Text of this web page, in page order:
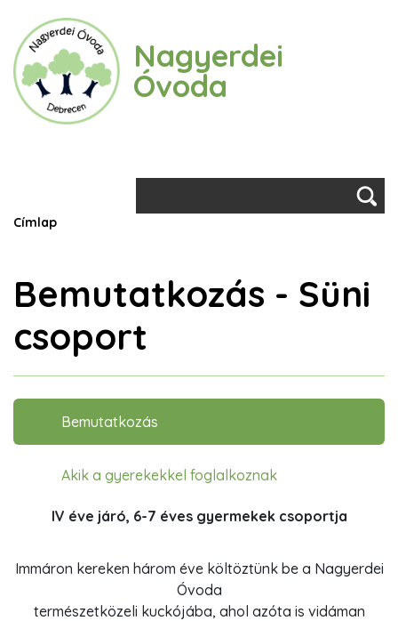
tartalomra
Nagyerdei
Óvoda
Morzsa
Címlap
Bemutatkozás - Süni
csoport
Oldalmenü
Bemutatkozás
Akik a gyerekekkel foglalkoznak
IV éve járó, 6-7 éves gyermekek csoportja
Immáron kereken három éve költöztünk be a Nagyerdei
Óvoda
természetközeli kuckójába, ahol azóta is vidáman